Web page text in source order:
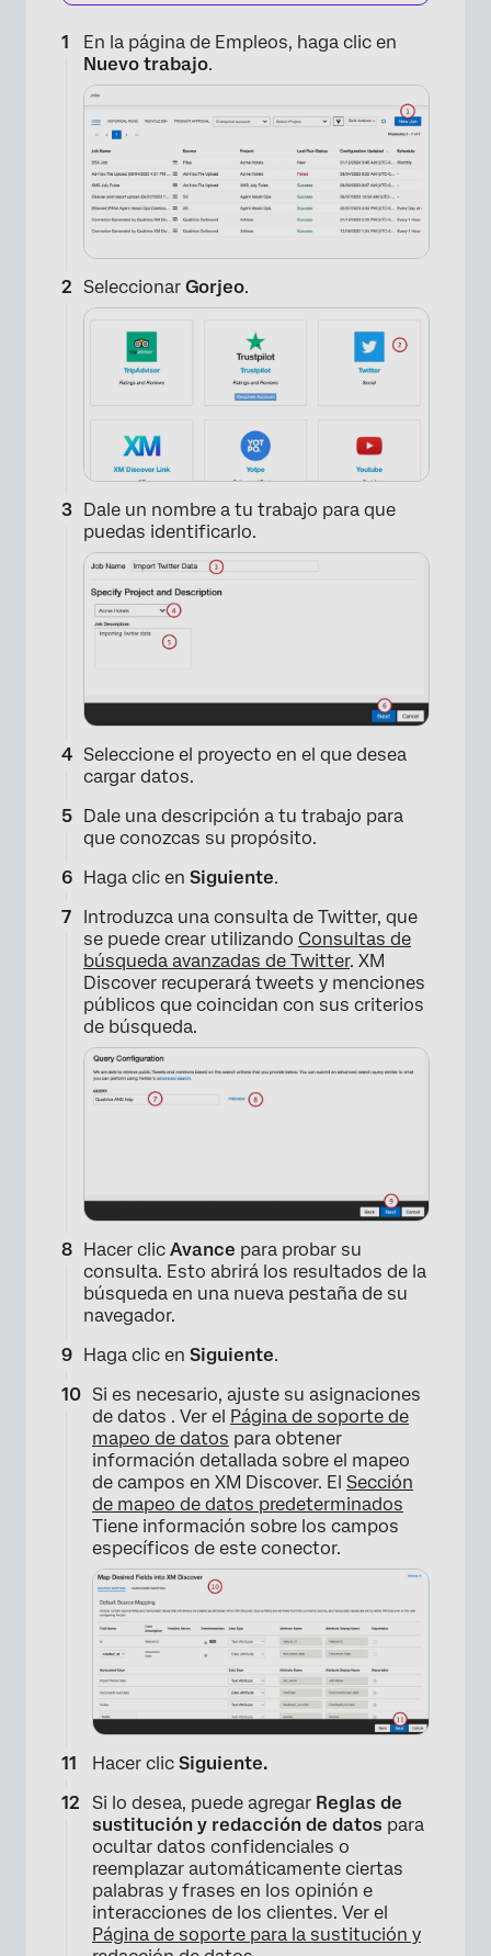
En la página de Empleos, haga clic en
Nuevo trabajo.
×
Seleccionar Gorjeo.
×
Dale un nombre a tu trabajo para que
puedas identificarlo.
Seleccione el proyecto en el que desea
cargar datos.
Dale una descripción a tu trabajo para
que conozcas su propósito.
Haga clic en Siguiente.
Introduzca una consulta de Twitter, que
se puede crear utilizando Consultas de
búsqueda avanzadas de Twitter. XM
Discover recuperará tweets y menciones
públicos que coincidan con sus criterios
de búsqueda.
×
Hacer clic Avance para probar su
consulta. Esto abrirá los resultados de la
búsqueda en una nueva pestaña de su
navegador.
Haga clic en Siguiente.
Si es necesario, ajuste su asignaciones
de datos . Ver el Página de soporte de
mapeo de datos para obtener
información detallada sobre el mapeo
de campos en XM Discover. El Sección
de mapeo de datos predeterminados
Tiene información sobre los campos
específicos de este conector.
Hacer clic Siguiente.
Si lo desea, puede agregar Reglas de
sustitución y redacción de datos para
ocultar datos confidenciales o
reemplazar automáticamente ciertas
palabras y frases en los opinión e
interacciones de los clientes. Ver el
Página de soporte para la sustitución y